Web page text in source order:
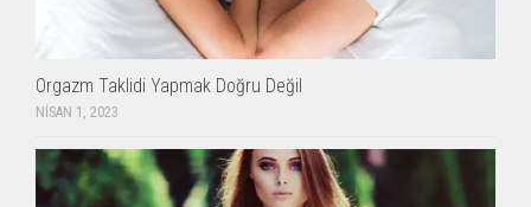
Orgazm Taklidi Yapmak Doğru Değil
NISAN 1, 2023